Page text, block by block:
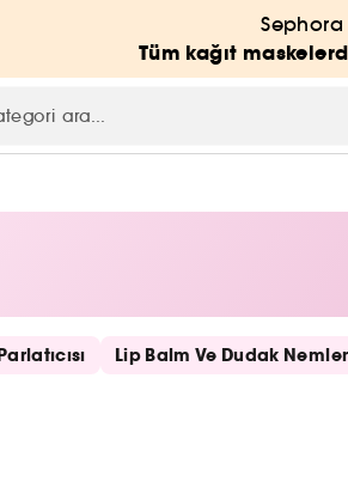
Tüm kağıt
Lip Balm Ve Dudak